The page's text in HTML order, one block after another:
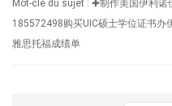
Mot-clé du sujet : ✚制作美国伊利诺
185572498购买UIC硕士学位证书办
雅思托福成绩单